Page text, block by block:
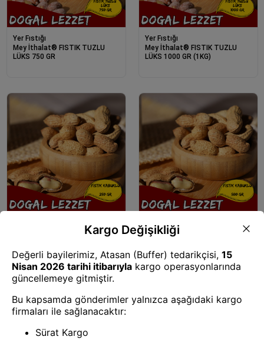
Yer Fıstığı
Mey İthalat® FISTIK TUZLU
LÜKS 750 GR
Yer Fıstığı
Mey İthalat® FISTIK TUZLU
LÜKS 1000 GR (1KG)
Mey İthalat® FISTIK KABUKLU
Mey İthalat® FISTIK KABUKLU